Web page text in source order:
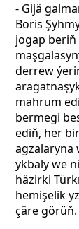
- Gijä
Boris
jogap
derrew
mahrum
bermegi
ediň, her
agzalaryna
ykbaly we
häzirki
hemişelik
çäre görüň.